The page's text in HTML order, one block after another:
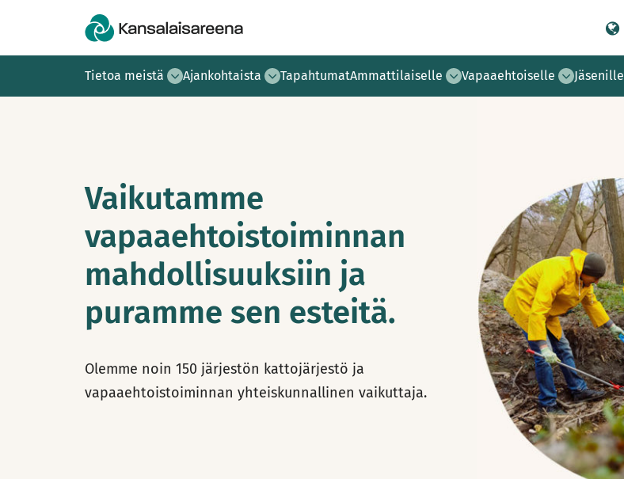
Tietoa meistä Ajankohtaista TapahtumatAmmattilaiselle Vapaaehtoiselle Jäsenille
Vaikutamme
vapaaehtoistoiminnan
mahdollisuuksiin ja
puramme sen esteitä.
Olemme noin 150 järjestön kattojärjestö ja
vapaaehtoistoiminnan yhteiskunnallinen vaikuttaja.